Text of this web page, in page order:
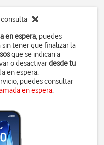
en espera, puedes
tener que finalizar la
que se indican a
o desactivardesde tu
en espera.
puedes consultar
en espera.